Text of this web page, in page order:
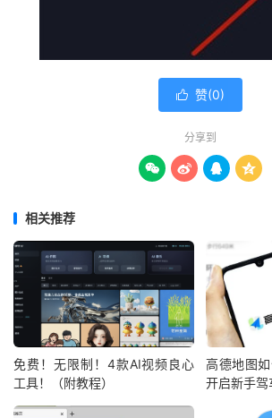
 赞(0)
分享到
   
相关推荐
免费！无限制！4款AI视频良心
工具！（附教程）
高德地图
开启新手